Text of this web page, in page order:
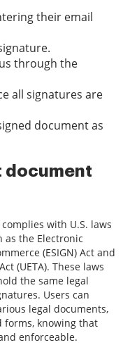
their email
through the
all signatures are
document as
document
with U.S. laws
as the Electronic
(ESIGN) Act and
(UETA). These laws
the same legal
Users can
legal documents,
forms, knowing that
enforceable.